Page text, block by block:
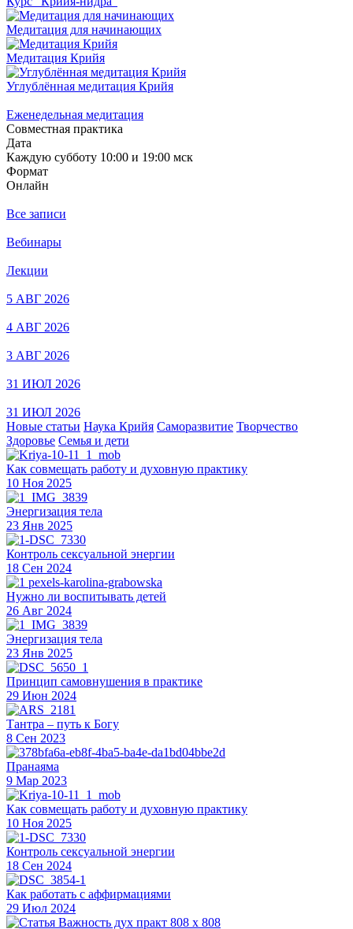
Медитация для начинающих
Медитация Крийя
Углублённая медитация Крийя
Еженедельная медитация
Совместная практика
Дата
Каждую субботу 10:00 и 19:00 мск
Формат
Онлайн
Все записи
Вебинары
Лекции
5 АВГ 2026
4 АВГ 2026
3 АВГ 2026
31 ИЮЛ 2026
31 ИЮЛ 2026
Новые статьи Наука Крийя Саморазвитие Творчество
Здоровье Семья и дети
Как совмещать работу и духовную практику
10 Ноя 2025
Энергизация тела
23 Янв 2025
Контроль сексуальной энергии
18 Сен 2024
Нужно ли воспитывать детей
26 Авг 2024
Энергизация тела
23 Янв 2025
Принцип самовнушения в практике
29 Июн 2024
Тантра – путь к Богу
8 Сен 2023
Пранаяма
9 Мар 2023
Как совмещать работу и духовную практику
10 Ноя 2025
Контроль сексуальной энергии
18 Сен 2024
Как работать с аффирмациями
29 Июл 2024